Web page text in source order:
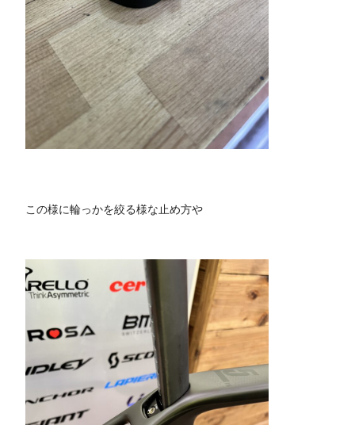
この様に輪っかを絞る様な止め方や